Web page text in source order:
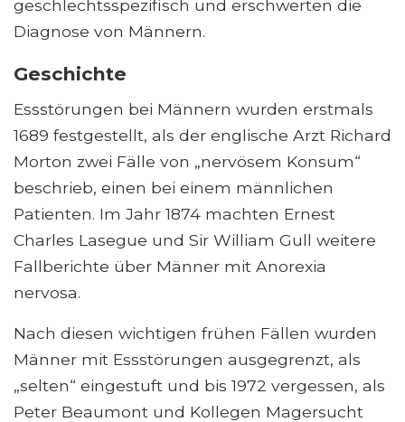
geschlechtsspezifisch und erschwerten die
Diagnose von Männern.
Geschichte
Essstörungen bei Männern wurden erstmals
1689 festgestellt, als der englische Arzt Richard
Morton zwei Fälle von „nervösem Konsum“
beschrieb, einen bei einem männlichen
Patienten. Im Jahr 1874 machten Ernest
Charles Lasegue und Sir William Gull weitere
Fallberichte über Männer mit Anorexia
nervosa.
Nach diesen wichtigen frühen Fällen wurden
Männer mit Essstörungen ausgegrenzt, als
„selten“ eingestuft und bis 1972 vergessen, als
Peter Beaumont und Kollegen Magersucht